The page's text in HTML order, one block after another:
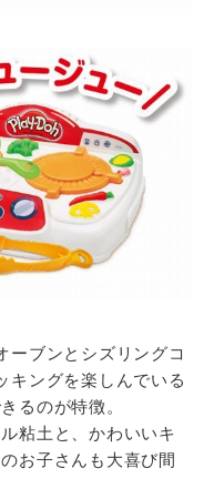
ーブンとシズリングコ
キングを楽しんでいる
るのが特徴。
粘土と、かわいいキ
お子さんも大喜び間